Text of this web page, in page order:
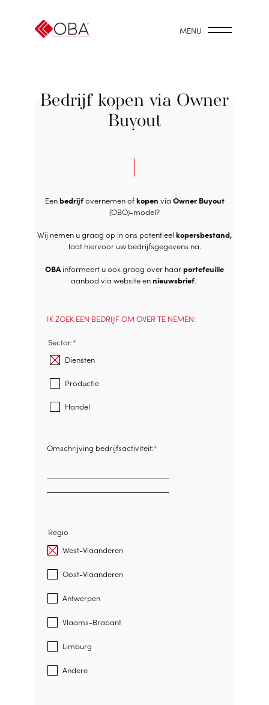
MENU
Bedrijf kopen via Owner
Buyout
Eenbedrijfovernemen ofkopen via Owner Buyout
(OBO)-model?
Wij nemen u graag op in ons potentieel kopersbestand,
laat hiervoor uw bedrijfsgegevens na.
OBAinformeert u ook graag over haarportefeuille
aanbod via website ennieuwsbrief.
IK ZOEK EEN BEDRIJF OM OVER TE NEMEN:
Sector:
Diensten
Productie
Handel
Omschrijving bedrijfsactiviteit:
Regio
West-Vlaanderen
Oost-Vlaanderen
Antwerpen
Vlaams-Brabant
Limburg
Andere